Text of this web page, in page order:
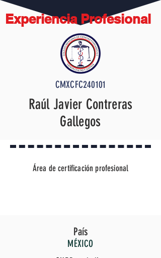
Experiencia Profesional
CMXCFC240101
Raúl Javier Contreras
Gallegos
Área de certificación profesional
País
MÉXICO